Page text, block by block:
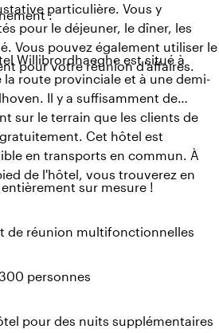
particulière. Vous y
pour le déjeuner, le dîner, les
Vous pouvez également utiliser le
pour votre réunion d'affaires.
:
Willibrordhaeghe est situé à
la route provinciale et à une demi-
Il y a suffisamment de
sur le terrain que les clients de
Cet hôtel est
en transports en commun. À
de l'hôtel, vous trouverez en
sur mesure !
réunion multifonctionnelles
personnes
pour des nuits supplémentaires